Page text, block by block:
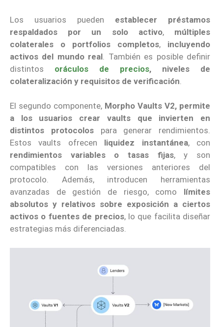
Los usuarios pueden establecer préstamos
respaldados por un solo activo, múltiples
colaterales o portfolios completos, incluyendo
activos del mundo real . También es posible definir
distintos oráculos de precios, niveles de
colateralización y requisitos de verificación
El segundo componente, Morpho Vaults V2, permite
a los usuarios crear vaults que invierten en
distintos protocolospara generar rendimientos.
Estos vaults ofrecen liquidez instantánea, con
rendimientos variables o tasas fijas, y son
compatibles con las versiones anteriores del
protocolo. Además, introducen herramientas
avanzadas de gestión de riesgo, como límites
absolutos y relativos sobre exposición a ciertos
activos o fuentes de precios, lo que facilita diseñar
estrategias más diferenciadas.